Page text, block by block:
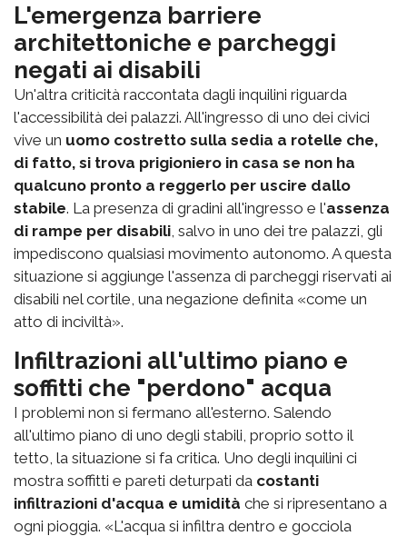
L'emergenza barriere
architettoniche e parcheggi
negati ai disabili
Un'altra criticità raccontata dagli inquilini riguarda
l'accessibilità dei palazzi. All'ingresso di uno dei civici
vive un uomo costretto sulla sedia a rotelle che,
di fatto, si trova prigioniero in casa se non ha
qualcuno pronto a reggerlo per uscire dallo
stabile. La presenza di gradini all'ingresso e l'assenza
di rampe per disabili , salvo in uno dei tre palazzi, gli
impediscono qualsiasi movimento autonomo. A questa
situazione si aggiunge l'assenza di parcheggi riservati ai
disabili nel cortile, una negazione definita «come un
atto di inciviltà».
Infiltrazioni all'ultimo piano e
soffitti che "perdono" acqua
I problemi non si fermano all'esterno. Salendo
all'ultimo piano di uno degli stabili, proprio sotto il
tetto, la situazione si fa critica. Uno degli inquilini ci
mostra soffitti e pareti deturpati da costanti
infiltrazioni d'acqua e umidità che si ripresentano a
ogni pioggia. «L'acqua si infiltra dentro e gocciola